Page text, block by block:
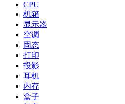
CPU
机箱
显示器
空调
固态
打印
投影
耳机
内存
盒子